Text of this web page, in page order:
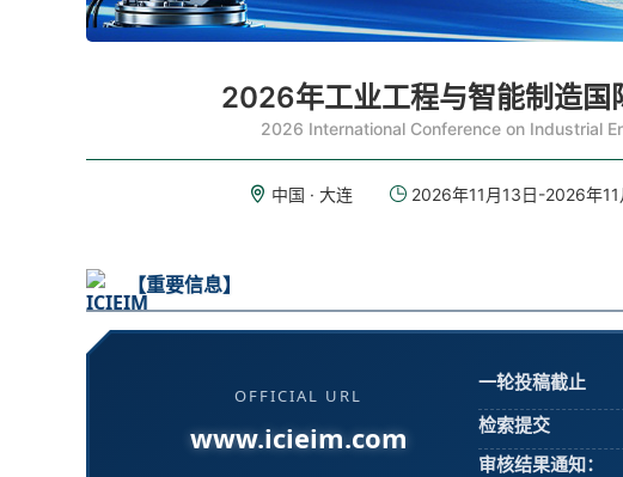
2026年工业工程与智能制造
2026 International Conference on Industrial
中国 · 大连 2026年11月13日-2026年11
【重要信息】
OFFICIAL URL
www.icieim.com
一轮投稿截止
检索提交
审核结果通知：